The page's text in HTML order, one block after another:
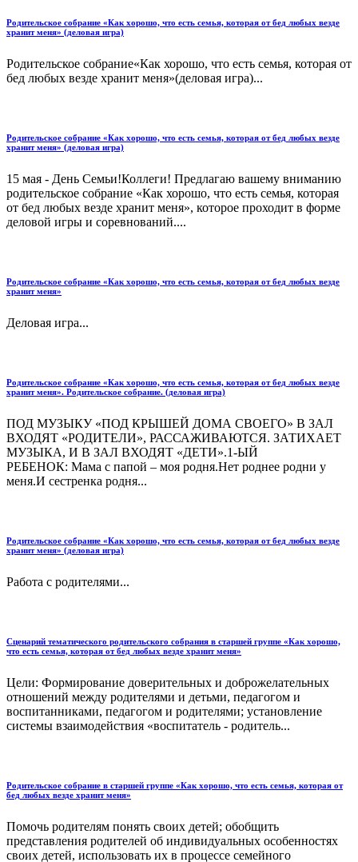
Родительское собрание «Как хорошо, что есть семья, которая от бед любых везде
хранит меня» (деловая игра)
Родительское собрание«Как хорошо, что есть семья, которая от
бед любых везде хранит меня»(деловая игра)...
Родительское собрание «Как хорошо, что есть семья, которая от бед любых везде
хранит меня» (деловая игра)
15 мая - День Семьи!Коллеги! Предлагаю вашему вниманию
родительское собрание «Как хорошо, что есть семья, которая
от бед любых везде хранит меня», которое проходит в форме
деловой игры и соревнований....
Родительское собрание «Как хорошо, что есть семья, которая от бед любых везде
хранит меня»
Деловая игра...
Родительское собрание «Как хорошо, что есть семья, которая от бед любых везде
хранит меня». Родительское собрание. (деловая игра)
ПОД МУЗЫКУ «ПОД КРЫШЕЙ ДОМА СВОЕГО» В ЗАЛ
ВХОДЯТ «РОДИТЕЛИ», РАССАЖИВАЮТСЯ. ЗАТИХАЕТ
МУЗЫКА, И В ЗАЛ ВХОДЯТ «ДЕТИ».1-ЫЙ
РЕБЕНОК: Мама с папой – моя родня.Нет роднее родни у
меня.И сестренка родня...
Родительское собрание «Как хорошо, что есть семья, которая от бед любых везде
хранит меня» (деловая игра)
Работа с родителями...
Сценарий тематического родительского собрания в старшей группе «Как хорошо,
что есть семья, которая от бед любых везде хранит меня»
Цели: Формирование доверительных и доброжелательных
отношений между родителями и детьми, педагогом и
воспитанниками, педагогом и родителями; установление
системы взаимодействия «воспитатель - родитель...
Родительское собрание в старшей группе «Как хорошо, что есть семья, которая от
бед любых везде хранит меня»
Помочь родителям понять своих детей; обобщить
представления родителей об индивидуальных особенностях
своих детей, использовать их в процессе семейного